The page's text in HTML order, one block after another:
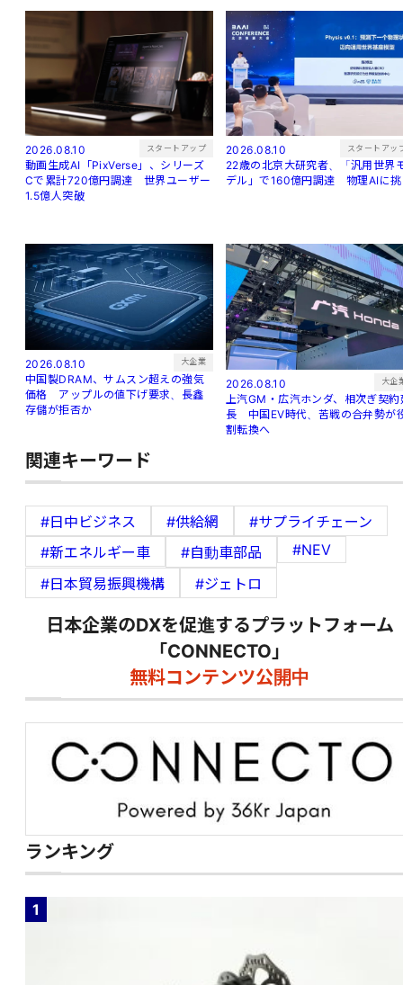
2026.08.10 スタートアップ
動画生成AI「PixVerse」、シリーズ
Cで累計720億円調達 世界ユーザー
1.5億人突破
2026.08.10 スタートアッ
22歳の北京大研究者、「汎用世界
デル」で160億円調達 物理AIに
2026.08.10 大企業
中国製DRAM、サムスン超えの強気
価格 アップルの値下げ要求、長鑫
存儲が拒否か
2026.08.10 大企
上汽GM・広汽ホンダ、相次ぎ契約
長 中国EV時代、苦戦の合弁勢が
割転換へ
関連キーワード
#日中ビジネス #供給網
#サプライチェーン
#新エネルギー車
#自動車部品
#NEV
#日本貿易振興機構
#ジェトロ
日本企業のDXを促進するプラットフォーム
「CONNECTO」
無料コンテンツ公開中
ランキング
1